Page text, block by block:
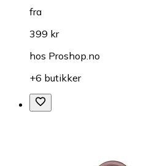
fra
399 kr
hos Proshop.no
+6 butikker